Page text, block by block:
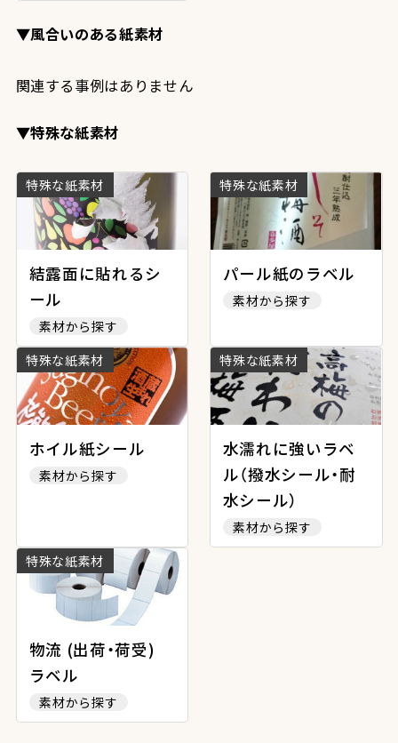
▼風合いのある紙素材
関連する事例はありません
▼特殊な紙素材
特殊な紙素材
結露面に貼れるシ
ール
素材から探す
特殊な紙素材
パール紙のラベル
素材から探す
特殊な紙素材
ホイル紙シール
素材から探す
特殊な紙素材
水濡れに強いラベ
ル（撥水シール・耐
水シール）
素材から探す
特殊な紙素材
物流 (出荷・荷受)
ラベル
素材から探す